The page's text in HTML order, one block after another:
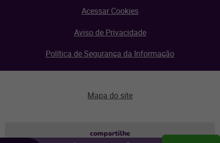
compartilhe
Acessar Cookies
Aviso de Privacidade
Política de Segurança da Informação
Mapa do site